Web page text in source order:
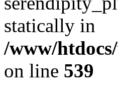
statically in
/www/
on line 539